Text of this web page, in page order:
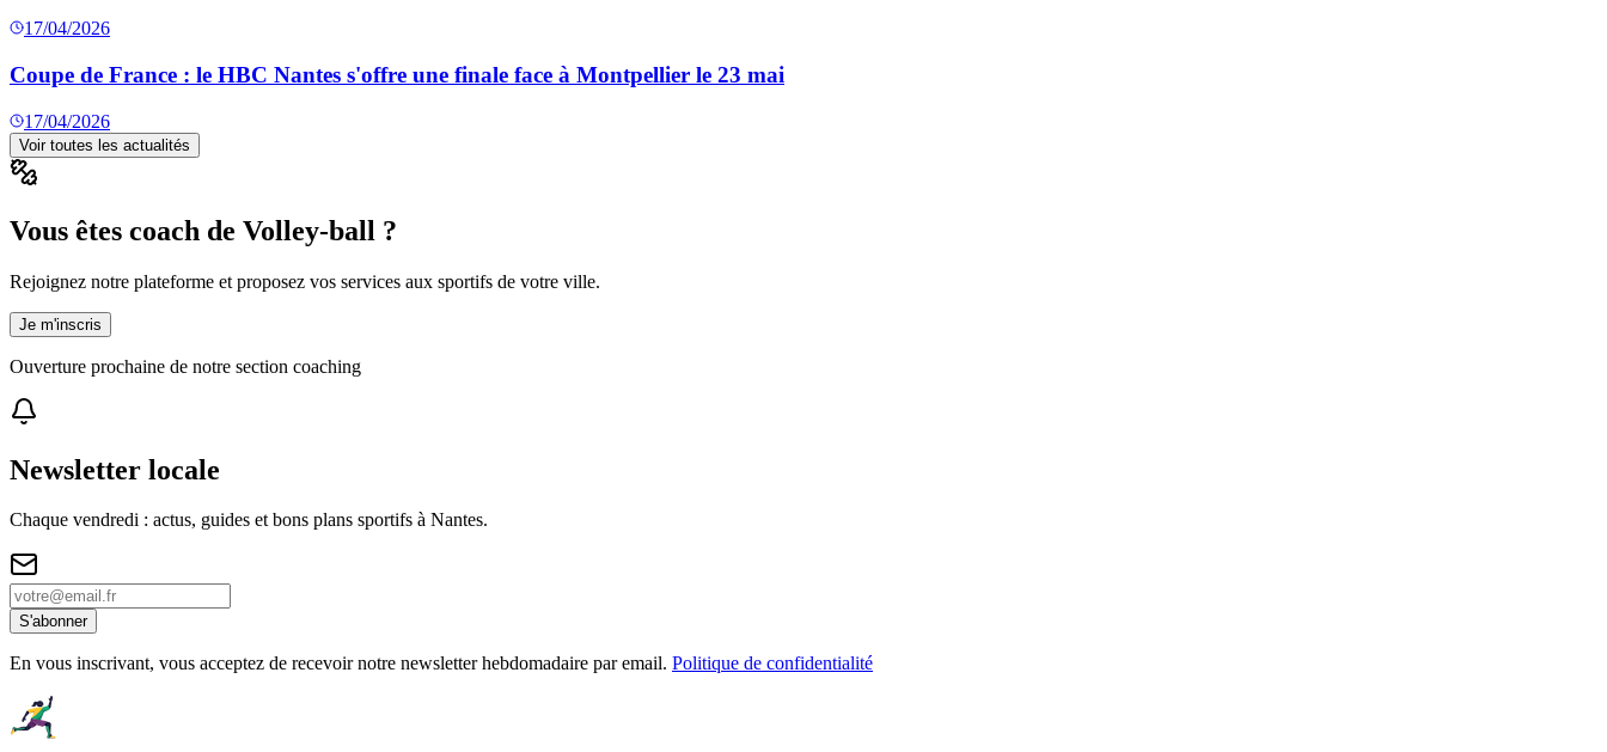
17/04/2026
Coupe de France : le HBC Nantes s'offre une finale face à Montpellier le 23 mai
17/04/2026
Voir toutes les actualités
Vous êtes coach de Volley-ball ?
Rejoignez notre plateforme et proposez vos services aux sportifs de votre ville.
Je m'inscris
Ouverture prochaine de notre section coaching
Newsletter locale
Chaque vendredi : actus, guides et bons plans sportifs à Nantes.
S'abonner
En vous inscrivant, vous acceptez de recevoir notre newsletter hebdomadaire par email. Politique de confidentialité